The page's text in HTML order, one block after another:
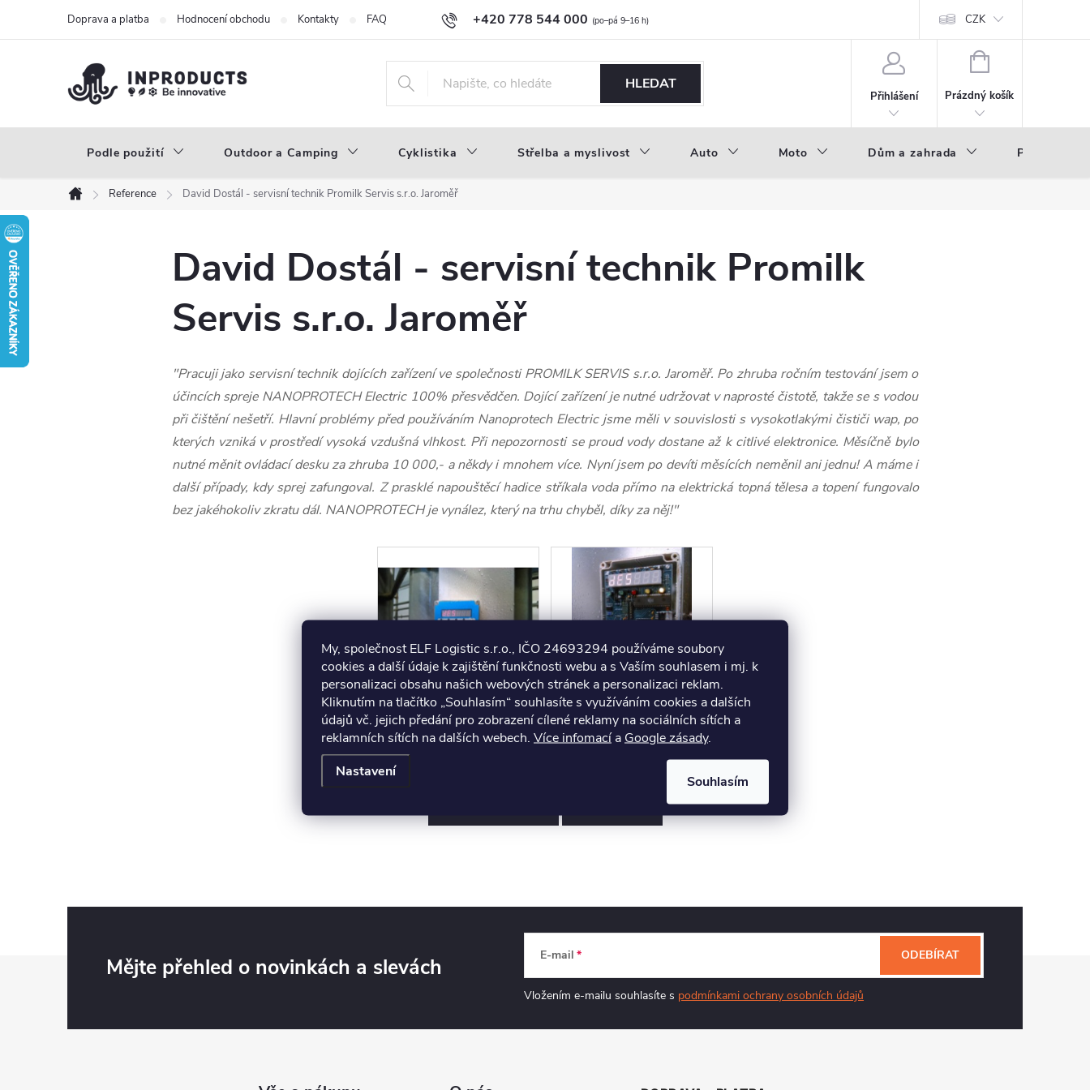
My, společnost ELF Logistic s.r.o., IČO 24693294 používáme soubory
cookies a další údaje k zajištění funkčnosti webu a s Vaším souhlasem i mj. k
personalizaci obsahu našich webových stránek a personalizaci reklam.
Kliknutím na tlačítko „Souhlasím“ souhlasíte s využíváním cookies a dalších
údajů vč. jejich předání pro zobrazení cílené reklamy na sociálních sítích a
reklamních sítích na dalších webech. Více infomacíaGoogle zásady.
Nastavení
Souhlasím
+420 778 544 000
info@inproducts.cz
Doprava a platba Hodnocení obchodu Kontakty FAQ Novinky Náš příběh Průvodce materiály CZK
HLEDAT
Přihlášení
NÁKUPNÍ
Prázdný košík
Podle použití Outdoor a Camping Cyklistika Střelba a myslivost Auto Moto Dům a zahrada
Domů
Reference David Dostál - servisní technik Promilk Servis s.r.o. Jaroměř
David Dostál - servisní technik Promilk
Servis s.r.o. Jaroměř
"Pracuji jako servisní technik dojících zařízení ve společnosti PROMILK SERVIS s.r.o. Jaroměř. Po zhruba ročním testování jsem o
účincích spreje NANOPROTECH Electric 100% přesvědčen. Dojící zařízení je nutné udržovat v naprosté čistotě, takže se s vodou
při čištění nešetří. Hlavní problémy před používáním Nanoprotech Electric jsme měli v souvislosti s vysokotlakými čističi wap, po
kterých vzniká v prostředí vysoká vzdušná vlhkost. Při nepozornosti se proud vody dostane až k citlivé elektronice. Měsíčně bylo
nutné měnit ovládací desku za zhruba 10 000,- a někdy i mnohem více. Nyní jsem po devíti měsících neměnil ani jednu! A máme i
další případy, kdy sprej zafungoval. Z prasklé napouštěcí hadice stříkala voda přímo na elektrická topná tělesa a topení fungovalo
bez jakéhokoliv zkratu dál. NANOPROTECH je vynález, který na trhu chyběl, díky za něj!"
Mějte přehled o novinkách a slevách E-mail
Vložením e-mailu souhlasíte s podmínkami ochrany osobních údajů
ODEBÍRAT